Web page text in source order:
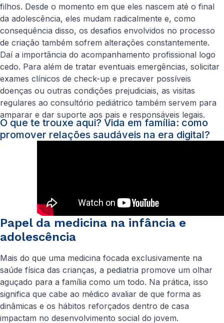
filhos. Desde o momento em que eles nascem até o final
da adolescência, eles mudam radicalmente e, como
consequência disso, os desafios envolvidos no processo
de criação também sofrem alterações constantemente.
Daí a importância do acompanhamento profissional logo
cedo. Para além de tratar eventuais emergências, solicitar
exames clínicos de check-up e precaver possíveis
doenças ou outras condições prejudiciais, as visitas
regulares ao consultório pediátrico também servem para
amparar e dar suporte aos pais e responsáveis legais.
O que te trouxe aqui? Vida em família: como
promover relações saudáveis na era digital?
Papel da medicina na infância e
adolescência
Mais do que uma medicina focada exclusivamente na
saúde física das crianças, a pediatria promove um olhar
aguçado para a família como um todo. Na prática, isso
significa que cabe ao médico avaliar de que forma as
dinâmicas e os hábitos reforçados dentro de casa
impactam no desenvolvimento social do jovem.